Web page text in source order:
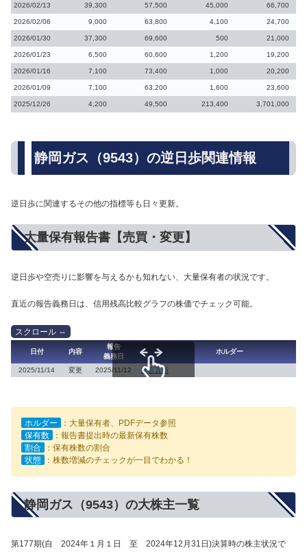
2026/02/13 39,300 57,500 45,000 66,700
2026/02/06 9,000 63,800 4,100 24,700
2026/01/30 37,300 69,600 500 21,000
2026/01/23 6,500 60,600 1,200 19,200
2026/01/16 7,100 73,400 1,000 20,200
2026/01/09 7,100 63,200 1,600 23,600
2025/12/26 4,200 49,500 213,400 3,701,000
静岡ガス（9543）の逆日歩関連情報
逆日歩に関連するその他の指標等も日々更新。
大量保有報告書【売買・変更】
逆日歩や空売りに影響を与えるかも知れない、大量保有者の状況です。
直近の報告義務日は、信用残高比較グラフの株価でチェック可能。
日付 内容
報告
義務日
ホルダー
2025/11/14 変更 2025/11/12 東京瓦斯
ホルダー
：大量保有者、PDFデータ参照
保有数
：報告書提出時の最新保有株数
割合
：保有株数の割合
状態
：株数増減のチェックが一目でわかる！
静岡ガス（9543）の大株主一覧
第177期(自 2024年１月１日 至 2024年12月31日)決算時の株主状況で